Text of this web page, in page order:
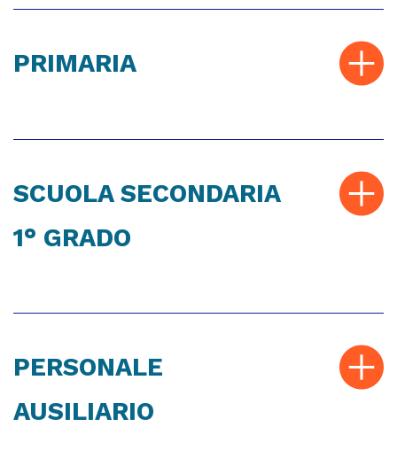
PRIMARIA
SCUOLA SECONDARIA
1° GRADO
PERSONALE
AUSILIARIO